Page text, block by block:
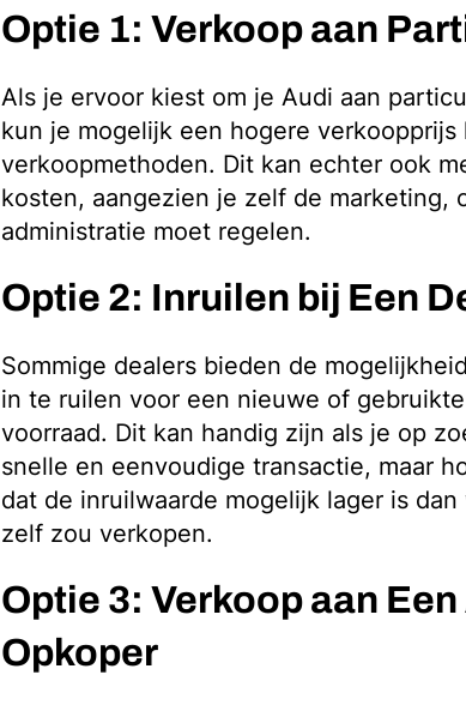
Optie 1: Verkoop aan
Als je ervoor kiest om je Audi aan
kun je mogelijk een hogere
verkoopmethoden. Dit kan echter ook
kosten, aangezien je zelf de marketing,
administratie moet regelen.
Optie 2: Inruilen bij Een
Sommige dealers bieden de
in te ruilen voor een nieuwe of
voorraad. Dit kan handig zijn als je op
snelle en eenvoudige transactie, maar
dat de inruilwaarde mogelijk lager is
zelf zou verkopen.
Optie 3: Verkoop aan
Opkoper